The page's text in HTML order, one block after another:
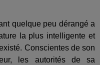
quelque peu dérangé a
la plus intelligente et
Conscientes de son
les autorités de sa